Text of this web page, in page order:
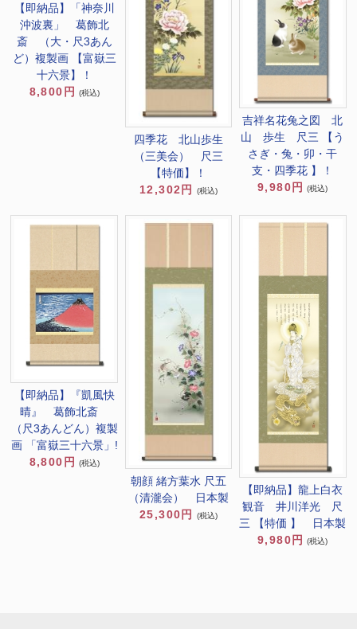
【即納品】「神奈川
沖波裏」 葛飾北
斎 （大・尺3あん
ど）複製画 【富嶽三
十六景】！
8,800円 (税込)
四季花 北山歩生
（三美会） 尺三
【特価】！
12,302円
(税込)
吉祥名花兔之図 北
山 歩生 尺三 【う
さぎ・兔・卯・干
支・四季花 】！
9,980円
(税込)
【即納品】『凱風快
晴』 葛飾北斎
（尺3あんどん）複製
画 「富嶽三十六景」!
8,800円 (税込)
朝顔 緒方葉水 尺五
（清瀧会） 日本製
25,300円
(税込)
【即納品】龍上白衣
観音 井川洋光 尺
三 【特価 】 日本製
9,980円
(税込)